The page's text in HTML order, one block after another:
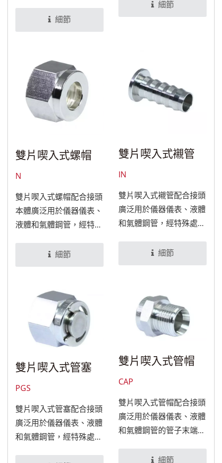
細節
細節
雙片喫入式螺帽
N
雙片喫入式螺帽配合接頭
本體廣泛用於儀器儀表、
液體和氣體鋼管，經特殊
醫療設備。 細節
雙片喫入式襯管
IN
雙片喫入式襯管配合接頭
廣泛用於儀器儀表、液體
和氣體鋼管，經特殊處理
細節
雙片喫入式管塞
PGS
雙片喫入式管塞配合接頭
廣泛用於儀器儀表、液體
和氣體鋼管，經特殊處理
雙片喫入式管帽
CAP
雙片喫入式管帽配合接頭
廣泛用於儀器儀表、液體
和氣體鋼管的管子末端
住，達到密封效果。
細節